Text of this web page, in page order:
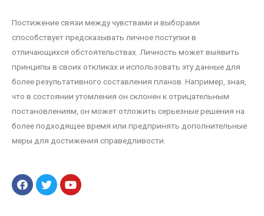
Постижение связи между чувствами и выборами
способствует предсказывать личное поступки в
отличающихся обстоятельствах. Личность может выявить
принципы в своих откликах и использовать эту данные для
более результативного составления планов. Например, зная,
что в состоянии утомления он склонен к отрицательным
постановлениям, он может отложить серьезные решения на
более подходящее время или предпринять дополнительные
меры для достижения справедливости.